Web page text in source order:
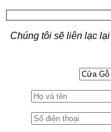
Chúng tôi sẽ liên lạc